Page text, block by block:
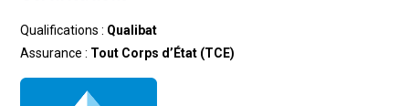
Qualifications : Qualibat
Assurance : Tout Corps d’État (TCE)